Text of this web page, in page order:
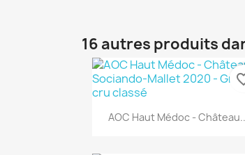
16 autres produits
Aperçu rapide
AOC Haut Médoc -